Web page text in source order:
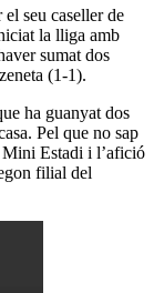
seu caseller de
la lliga amb
sumat dos
(1-1).
ha guanyat dos
Pel que no sap
Mini Estadi i l’afició
filial del